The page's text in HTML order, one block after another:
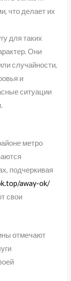
что делает их
для таких
Они
случайности,
и
ситуации
метро
подчеркивая
away-ok/
свои
отмечают